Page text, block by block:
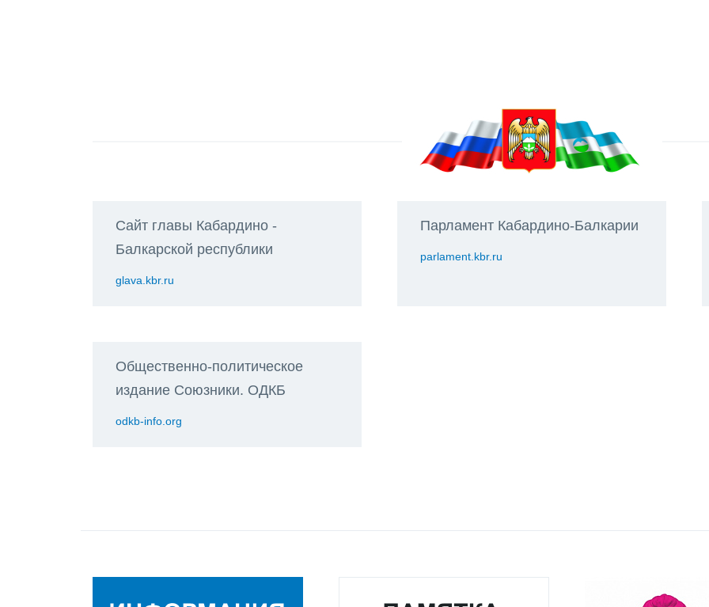
Сайт главы Кабардино -
Балкарской республики
glava.kbr.ru
Парламент Кабардино-Балкарии
parlament.kbr.ru
Общественно-политическое
издание Союзники. ОДКБ
odkb-info.org